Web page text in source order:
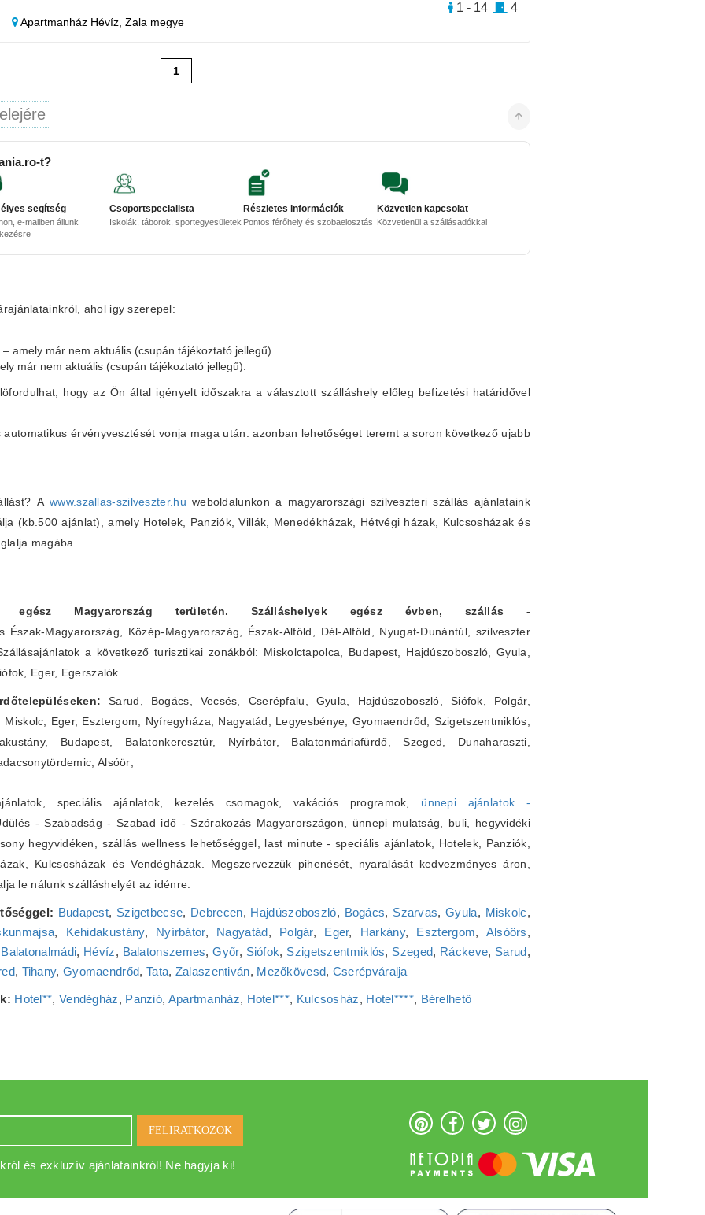
Apartmanház Hévíz, Zala megye
1 - 14 4
1
t?
segítség
e-mailben állunk
Csoportspecialista
Iskolák, táborok, sportegyesületek
Részletes információk
Pontos férőhely és szobaelosztás
Közvetlen kapcsolat
Közvetlenül a szállásadókkal
ahol igy szerepel:
amely már nem aktuális (csupán tájékoztató jellegű).
már nem aktuális (csupán tájékoztató jellegű).
hogy az Ön által igényelt időszakra a választott szálláshely előleg befizetési határidővel
érvényvesztését vonja maga után. azonban lehetőséget teremt a soron következő ujabb
A www.szallas-szilveszter.hu weboldalunkon a magyarországi szilveszteri szállás ajánlataink
(kb.500 ajánlat), amely Hotelek, Panziók, Villák, Menedékházak, Hétvégi házak, Kulcsosházak és
magába.
egész Magyarország területén. Szálláshelyek egész évben, szállás -
Észak-Magyarország, Közép-Magyarország, Észak-Alföld, Dél-Alföld, Nyugat-Dunántúl, szilveszter
a következő turisztikai zonákból: Miskolctapolca, Budapest, Hajdúszoboszló, Gyula,
Eger, Egerszalók
Sarud, Bogács, Vecsés, Cserépfalu, Gyula, Hajdúszoboszló, Siófok, Polgár,
Eger, Esztergom, Nyíregyháza, Nagyatád, Legyesbénye, Gyomaendrőd, Szigetszentmiklós,
Budapest, Balatonkeresztúr, Nyírbátor, Balatonmáriafürdő, Szeged, Dunaharaszti,
Alsóör,
speciális ajánlatok, kezelés csomagok, vakációs programok, ünnepi ajánlatok -
- Szabadság - Szabad idő - Szórakozás Magyarországon, ünnepi mulatság, buli, hegyvidéki
hegyvidéken, szállás wellness lehetőséggel, last minute - speciális ajánlatok, Hotelek, Panziók,
Kulcsosházak és Vendégházak. Megszervezzük pihenését, nyaralását kedvezményes áron,
le nálunk szálláshelyét az idénre.
Budapest, Szigetbecse, Debrecen, Hajdúszoboszló, Bogács, Szarvas,Gyula, Miskolc,
, Kehidakustány, Nyírbátor, Nagyatád, Polgár, Eger, Harkány, Esztergom, Alsóörs,
Balatonalmádi, Hévíz, Balatonszemes,Győr, Siófok, Szigetszentmiklós, Szeged, Ráckeve, Sarud,
, Tihany, Gyomaendrőd, Tata, Zalaszentiván, Mezőkövesd, Cserépváralja
Hotel**, Vendégház, Panzió, Apartmanház, Hotel***, Kulcsosház, Hotel****, Bérelhető
FELIRATKOZOK
és exkluzív ajánlatainkról! Ne hagyja ki!